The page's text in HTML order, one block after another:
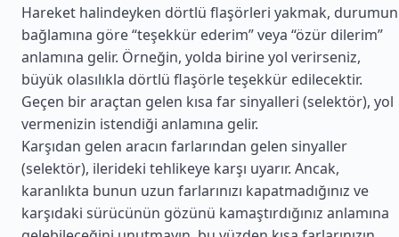
Hareket halindeyken dörtlü flaşörleri yakmak, durumun
bağlamına göre “teşekkür ederim” veya “özür dilerim”
anlamına gelir. Örneğin, yolda birine yol verirseniz,
büyük olasılıkla dörtlü flaşörle teşekkür edilecektir.
Geçen bir araçtan gelen kısa far sinyalleri (selektör), yol
vermenizin istendiği anlamına gelir.
Karşıdan gelen aracın farlarından gelen sinyaller
(selektör), ilerideki tehlikeye karşı uyarır. Ancak,
karanlıkta bunun uzun farlarınızı kapatmadığınız ve
karşıdaki sürücünün gözünü kamaştırdığınız anlamına